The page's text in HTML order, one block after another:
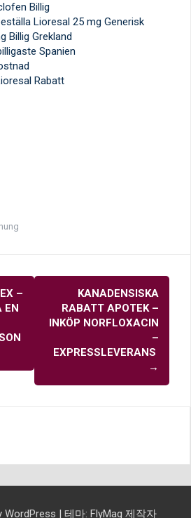
Billig
Lioresal 25 mg Generisk
Billig Grekland
Spanien
Rabatt
–
EN
KANADENSISKA
RABATT APOTEK –
INKÖP NORFLOXACIN
–
EXPRESSLEVERANS
→
WordPress 테마: FlyMag 제작자